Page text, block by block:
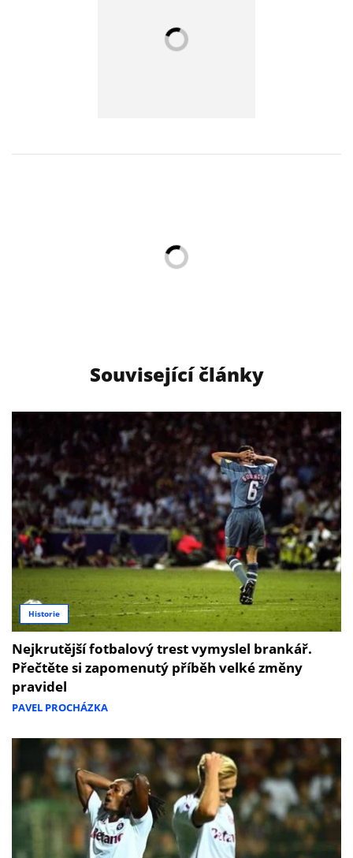
Související články
Historie
Nejkrutější fotbalový trest vymyslel brankář.
Přečtěte si zapomenutý příběh velké změny
pravidel
PAVEL PROCHÁZKA